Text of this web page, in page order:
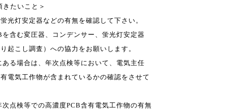
たいこと＞
光灯安定器などの有無を確認して下さい。
を含む変圧器、コンデンサー、 蛍光灯安定器
起こし調査）への協力 をお願いします。
る場合は、年次点検等において、 電気主任
電気工作物が含まれて いるかの確認をさせて
点検等での高濃度PCB含有電気工作物の有無